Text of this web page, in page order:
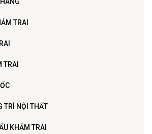
TRAI
TRAI
TRÍ NỘI THẤT
KHẢM TRAI